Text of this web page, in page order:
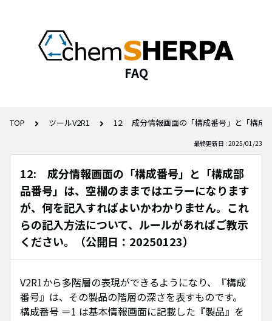
FAQ
TOP ツールV2R1 12: 成分情報画面の「構成番号」と「構成
最終更新日 : 2025/01/23
12: 成分情報画面の「構成番号」と「構成部
品番号」は、空欄のままではエラーになります
が、何を記入すればよいかわかりません。これ
らの記入方法について、ルールがあればご教示
ください。（公開日：20250123）
V2R1から多階層の表現ができるようになり、『構成
番号』は、その製品の階層の深さを表すものです。
構成番号 ＝1 は基本情報画面に記載した『製品』を